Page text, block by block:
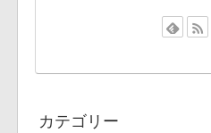
カテゴリー